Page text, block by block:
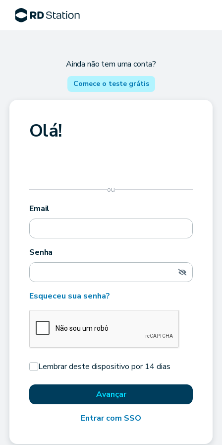
Ainda não tem uma conta?
Comece o teste grátis
Olá!
ou
Email
Senha
Esqueceu sua senha?
Lembrar deste dispositivo por 14 dias
Avançar
Entrar com SSO